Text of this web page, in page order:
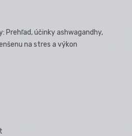
Prehľad, účinky ashwagandhy,
na stres a výkon